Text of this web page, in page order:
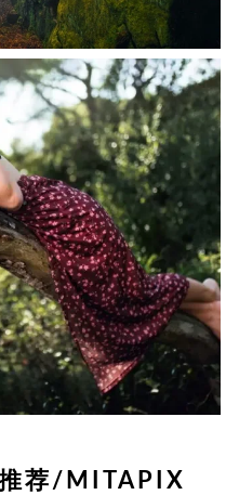
荐/MITAPIX